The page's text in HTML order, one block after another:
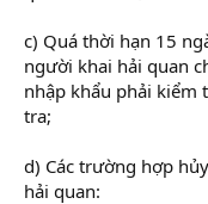
c) Quá thời hạn 15
người khai hải quan
nhập khẩu phải kiểm
tra;
d) Các trường hợp
hải quan: